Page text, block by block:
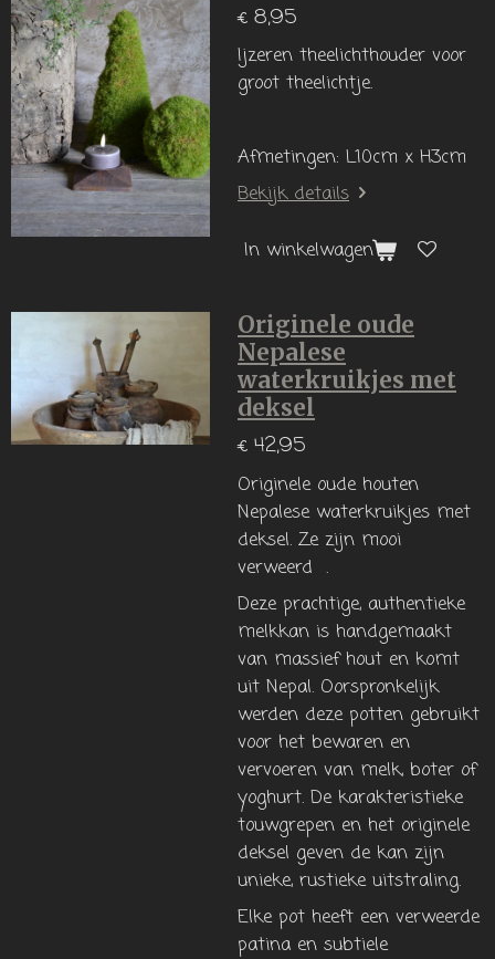
€ 8,95
Ijzeren theelichthouder voor
groot theelichtje.
Afmetingen: L10cm x H3cm
Bekijk details
In winkelwagen
Originele oude
Nepalese
waterkruikjes met
deksel
€ 42,95
Originele oude houten
Nepalese waterkruikjes met
deksel. Ze zijn mooi
verweerd .
Deze prachtige, authentieke
melkkan is handgemaakt
van massief hout en komt
uit Nepal. Oorspronkelijk
werden deze potten gebruikt
voor het bewaren en
vervoeren van melk, boter of
yoghurt. De karakteristieke
touwgrepen en het originele
deksel geven de kan zijn
unieke, rustieke uitstraling.
Elke pot heeft een verweerde
patina en subtiele